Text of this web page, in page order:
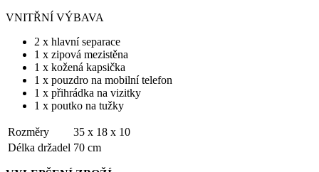
VNITŘNÍ VÝBAVA
2 x hlavní separace
1 x zipová mezistěna
1 x kožená kapsička
1 x pouzdro na mobilní telefon
1 x přihrádka na vizitky
1 x poutko na tužky
Rozměry
35 x 18 x 10
Délka držadel 70 cm